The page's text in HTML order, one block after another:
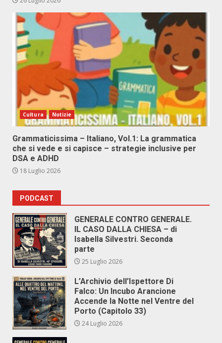
Cultura Notizie
Grammaticissima – Italiano, Vol.1: La grammatica
che si vede e si capisce – strategie inclusive per
DSA e ADHD
18 Luglio 2026
PODCAST
GENERALE CONTRO GENERALE.
IL CASO DALLA CHIESA – di
Isabella Silvestri. Seconda
parte
25 Luglio 2026
L’Archivio dell’Ispettore Di
Falco: Un Incubo Arancione
Accende la Notte nel Ventre del
Porto (Capitolo 33)
24 Luglio 2026